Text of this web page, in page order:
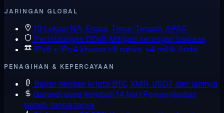
JARINGAN GLOBAL
13 Lokasi NA, Eropa, Timur Tengah, APAC
Perlindungan DDoS Mitigasi serangan bawaan
IPv6 + IPv4 khusus v6 native, v4 milik Anda
PENAGIHAN & KEPERCAYAAN
Bayar dengan kripto BTC, XMR, USDT, dan lainnya
Garansi uang kembali 14 hari Pengembalian
penuh, tanpa tanya